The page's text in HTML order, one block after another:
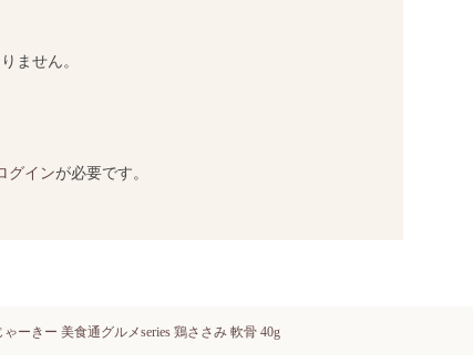
ません。
グインが必要です。
ゃーきー 美食通グルメseries 鶏ささみ 軟骨 40g